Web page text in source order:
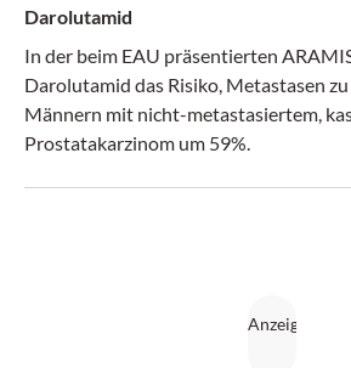
Darolutamid
In der beim EAU präsentierten
Darolutamid das Risiko, Metastasen
Männern mit nicht-metastasiertem,
Prostatakarzinom um 59%.